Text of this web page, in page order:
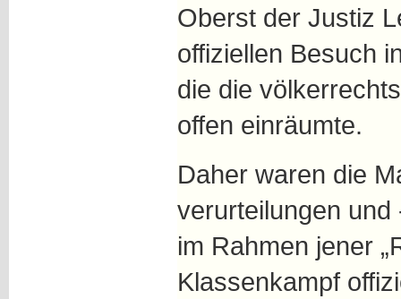
Oberst der Justiz
offiziellen Besuch
die die
offen einräumte.
Daher waren die
verurteilungen
im Rahmen jener
Klassenkampf